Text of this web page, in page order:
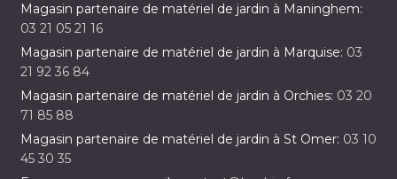
Magasin partenaire de matériel de jardin à Maninghem:
03 21 05 21 16
Magasin partenaire de matériel de jardin à Marquise: 03
21 92 36 84
Magasin partenaire de matériel de jardin à Orchies: 03 20
71 85 88
Magasin partenaire de matériel de jardin à St Omer: 03 10
45 30 35